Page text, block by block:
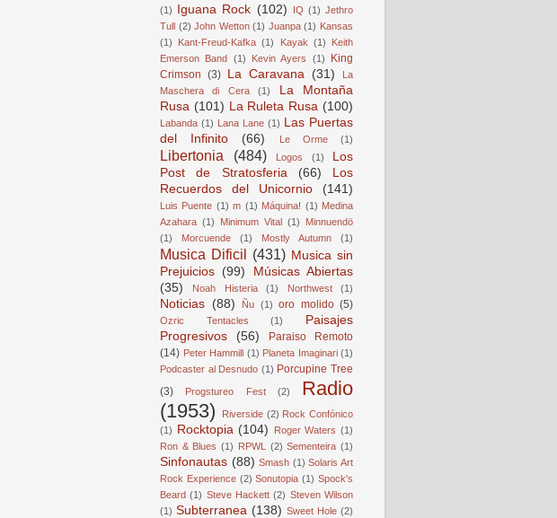
(1) Iguana Rock (102) IQ (1) Jethro
Tull (2) John Wetton (1) Juanpa (1) Kansas
(1)
Kant-Freud-Kafka (1) Kayak (1)
Keith
Emerson Band (1) Kevin Ayers (1)
King
Crimson (3) La Caravana (31)
La
Maschera di Cera
(1)
La Montaña
Rusa (101) La Ruleta Rusa (100)
Labanda (1) Lana Lane (1) Las Puertas
del Infinito
(66) Le Orme (1)
Libertonia (484) Logos (1)
Los
Post de Stratosferia
(66)
Los
Recuerdos del Unicornio
(141)
Luis Puente (1) m (1) Máquina! (1) Medina
Azahara (1) Minimum Vital (1)
Minnuendö
(1)
Morcuende (1) Mostly Autumn (1)
Musica Dificil (431) Musica sin
Prejuicios (99)
Músicas Abiertas
(35)
Noah Histeria (1) Northwest (1)
Noticias (88) Ñu (1) oro molido (5)
Ozric Tentacles (1)
Paisajes
Progresivos
(56)
Paraiso Remoto
(14) Peter Hammill (1) Planeta Imaginari (1)
Podcaster al Desnudo (1) Porcupine Tree
(3)
Progstureo Fest (2)
Radio
(1953)
Riverside (2) Rock Confónico
(1) Rocktopia (104) Roger Waters (1)
Ron & Blues (1) RPWL (2) Sementeira (1)
Sinfonautas (88) Smash (1) Solaris Art
Rock Experience (2) Sonutopia (1) Spock's
Beard (1) Steve Hackett (2) Steven Wilson
(1) Subterranea (138) Sweet Hole (2)